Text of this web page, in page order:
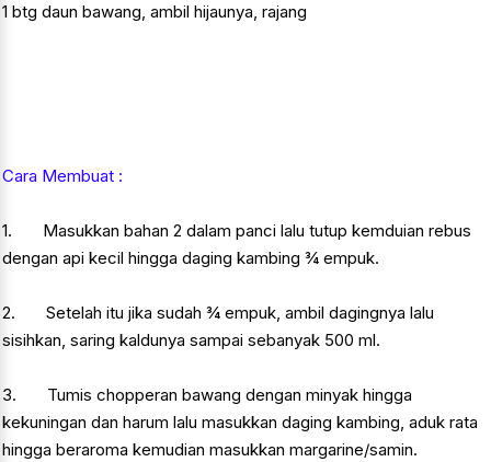
1 btg daun bawang, ambil hijaunya, rajang
Cara Membuat :
1. Masukkan bahan 2 dalam panci lalu tutup kemduian rebus
dengan api kecil hingga daging kambing ¾ empuk.
2. Setelah itu jika sudah ¾ empuk, ambil dagingnya lalu
sisihkan, saring kaldunya sampai sebanyak 500 ml.
3. Tumis chopperan bawang dengan minyak hingga
kekuningan dan harum lalu masukkan daging kambing, aduk rata
hingga beraroma kemudian masukkan margarine/samin.